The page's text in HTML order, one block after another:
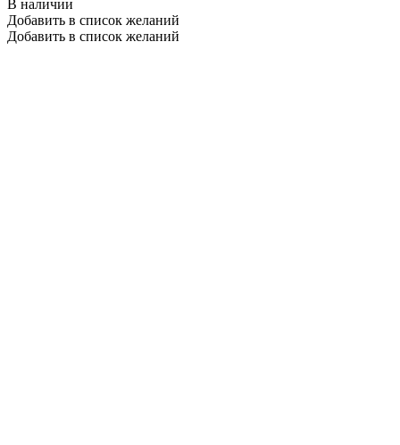
В наличии
Добавить в список желаний
Добавить в список желаний